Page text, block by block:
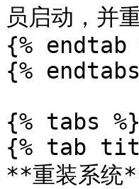
员启动，并
{% endtab
{%
{% tabs %}
{% tab
**重装系统